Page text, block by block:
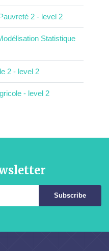
2 - level 2
Statistique
2 - level 2
- level 2
Subscribe